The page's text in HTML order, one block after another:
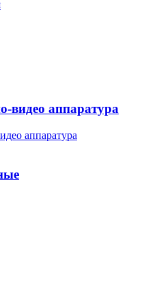
видео аппаратура